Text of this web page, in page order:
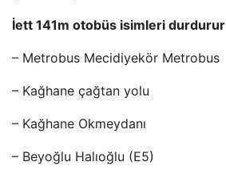
İett 141m otobüs isimleri durdurur
– Metrobus Mecidiyekör Metrobus
– Kağhane çağtan yolu
– Kağhane Okmeydanı
– Beyoğlu Halıoğlu (E5)